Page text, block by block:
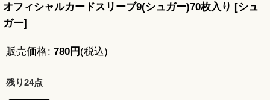
オフィシャルカードスリーブ9(シュガー)70枚入り [シュ
ガー]
販売価格: 780円 (税込)
残り24点